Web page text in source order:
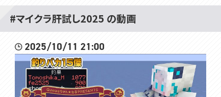
#マイクラ肝試し2025 の動画
2025/10/11 21:00